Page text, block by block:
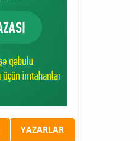
YAZARLAR